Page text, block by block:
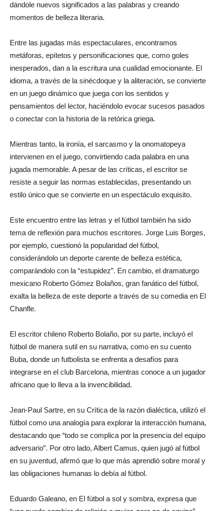
dándole nuevos significados a las palabras y creando
momentos de belleza literaria.
Entre las jugadas más espectaculares, encontramos
metáforas, epítetos y personificaciones que, como goles
inesperados, dan a la escritura una cualidad emocionante. El
idioma, a través de la sinécdoque y la aliteración, se convierte
en un juego dinámico que juega con los sentidos y
pensamientos del lector, haciéndolo evocar sucesos pasados
o conectar con la historia de la retórica griega.
Mientras tanto, la ironía, el sarcasmo y la onomatopeya
intervienen en el juego, convirtiendo cada palabra en una
jugada memorable. A pesar de las críticas, el escritor se
resiste a seguir las normas establecidas, presentando un
estilo único que se convierte en un espectáculo exquisito.
Este encuentro entre las letras y el fútbol también ha sido
tema de reflexión para muchos escritores. Jorge Luis Borges,
por ejemplo, cuestionó la popularidad del fútbol,
considerándolo un deporte carente de belleza estética,
comparándolo con la “estupidez”. En cambio, el dramaturgo
mexicano Roberto Gómez Bolaños, gran fanático del fútbol,
exalta la belleza de este deporte a través de su comedia en El
Chanfle.
El escritor chileno Roberto Bolaño, por su parte, incluyó el
fútbol de manera sutil en su narrativa, como en su cuento
Buba, donde un futbolista se enfrenta a desafíos para
integrarse en el club Barcelona, mientras conoce a un jugador
africano que lo lleva a la invencibilidad.
Jean-Paul Sartre, en su Crítica de la razón dialéctica, utilizó el
fútbol como una analogía para explorar la interacción humana,
destacando que “todo se complica por la presencia del equipo
adversario”. Por otro lado, Albert Camus, quien jugó al fútbol
en su juventud, afirmó que lo que más aprendió sobre moral y
las obligaciones humanas lo debía al fútbol.
Eduardo Galeano, en El fútbol a sol y sombra, expresa que